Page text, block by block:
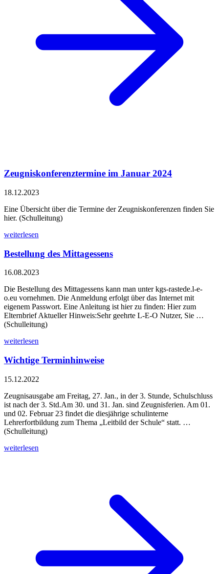
Zeugniskonferenztermine im Januar 2024
18.12.2023
Eine Übersicht über die Termine der Zeugniskonferenzen finden Sie
hier. (Schulleitung)
weiterlesen
Bestellung des Mittagessens
16.08.2023
Die Bestellung des Mittagessens kann man unter kgs-rastede.l-e-
o.eu vornehmen. Die Anmeldung erfolgt über das Internet mit
eigenem Passwort. Eine Anleitung ist hier zu finden: Hier zum
Elternbrief Aktueller Hinweis:Sehr geehrte L-E-O Nutzer, Sie …
(Schulleitung)
weiterlesen
Wichtige Terminhinweise
15.12.2022
Zeugnisausgabe am Freitag, 27. Jan., in der 3. Stunde, Schulschluss
ist nach der 3. Std.Am 30. und 31. Jan. sind Zeugnisferien. Am 01.
und 02. Februar 23 findet die diesjährige schulinterne
Lehrerfortbildung zum Thema „Leitbild der Schule“ statt. …
(Schulleitung)
weiterlesen